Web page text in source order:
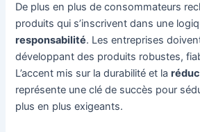
De plus en plus de consommateurs
produits qui s’inscrivent dans une
responsabilité. Les entreprises
développant des produits robustes,
L’accent mis sur la durabilité et la
représente une clé de succès pour
plus en plus exigeants.